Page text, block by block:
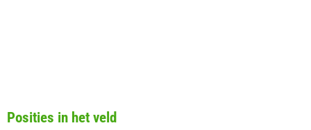
Posities in het veld